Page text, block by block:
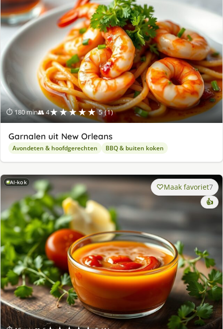
⏱ 180 min👥 4★★★★★ 5 (1)
Garnalen uit New Orleans
Avondeten & hoofdgerechten BBQ & buiten koken
AI-kok Maak favoriet7
👍